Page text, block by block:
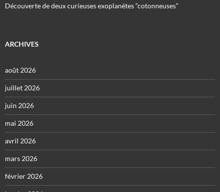
Découverte de deux curieuses exoplanètes “cotonneuses”
ARCHIVES
août 2026
juillet 2026
juin 2026
mai 2026
avril 2026
mars 2026
février 2026